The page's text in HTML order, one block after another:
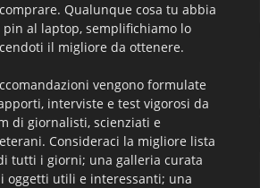
Qualunque cosa tu abbia
pin al laptop, semplifichiamo lo
il ​​migliore da ottenere.
vengono formulate
interviste e test vigorosi da
di giornalisti, scienziati e
Consideraci la migliore lista
tutti i giorni; una galleria curata
oggetti utili e interessanti; una